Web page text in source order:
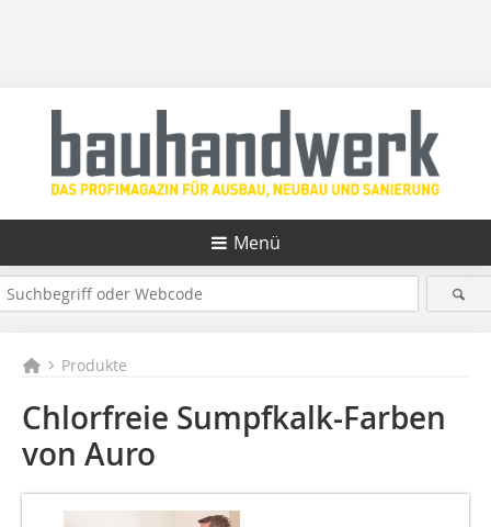
Menü
Produkte
Chlorfreie Sumpfkalk-Farben
von Auro